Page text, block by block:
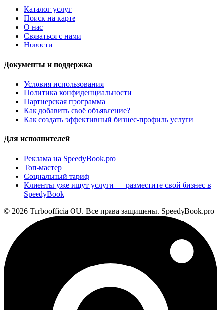
Каталог услуг
Поиск на карте
О нас
Связаться с нами
Новости
Документы и поддержка
Условия использования
Политика конфиденциальности
Партнерская программа
Как добавить своё объявление?
Как создать эффективный бизнес-профиль услуги
Для исполнителей
Реклама на SpeedyBook.pro
Топ-мастер
Социальный тариф
Клиенты уже ищут услуги — разместите свой бизнес в
SpeedyBook
© 2026 Turboofficia OU. Все права защищены. SpeedyBook.pro